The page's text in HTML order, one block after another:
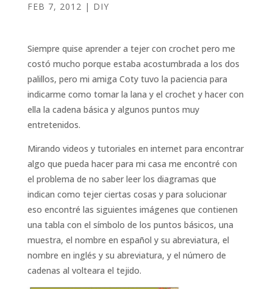
FEB 7, 2012 | DIY
Siempre quise aprender a tejer con crochet pero me
costó mucho porque estaba acostumbrada a los dos
palillos, pero mi amiga Coty tuvo la paciencia para
indicarme como tomar la lana y el crochet y hacer con
ella la cadena básica y algunos puntos muy
entretenidos.
Mirando videos y tutoriales en internet para encontrar
algo que pueda hacer para mi casa me encontré con
el problema de no saber leer los diagramas que
indican como tejer ciertas cosas y para solucionar
eso encontré las siguientes imágenes que contienen
una tabla con el símbolo de los puntos básicos, una
muestra, el nombre en español y su abreviatura, el
nombre en inglés y su abreviatura, y el número de
cadenas al volteara el tejido.